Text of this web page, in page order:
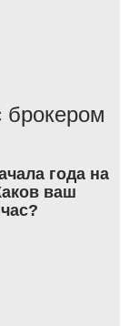
брокером
года на
ваш